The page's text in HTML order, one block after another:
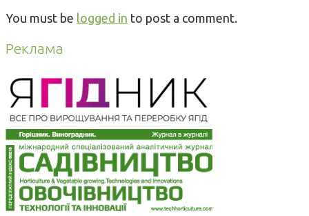
You must be logged in to post a comment.
Реклама